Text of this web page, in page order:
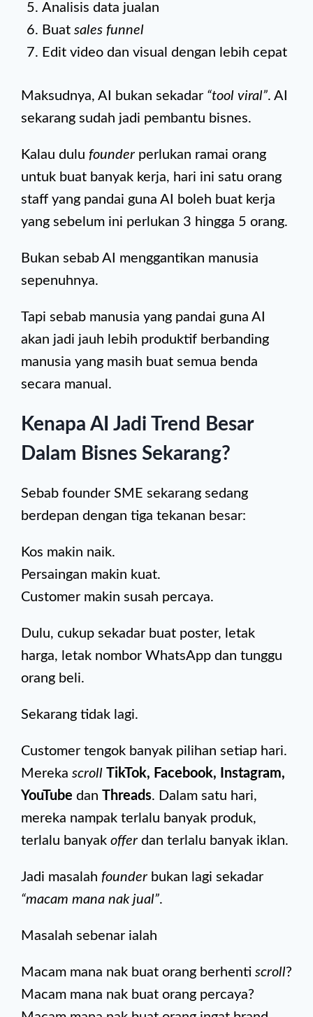
Analisis data jualan
Buat sales funnel
Edit video dan visual dengan lebih cepat
Maksudnya, AI bukan sekadar “tool viral”. AI
sekarang sudah jadi pembantu bisnes.
Kalau dulu founder perlukan ramai orang
untuk buat banyak kerja, hari ini satu orang
staff yang pandai guna AI boleh buat kerja
yang sebelum ini perlukan 3 hingga 5 orang.
Bukan sebab AI menggantikan manusia
sepenuhnya.
Tapi sebab manusia yang pandai guna AI
akan jadi jauh lebih produktif berbanding
manusia yang masih buat semua benda
secara manual.
Kenapa AI Jadi Trend Besar
Dalam Bisnes Sekarang?
Sebab founder SME sekarang sedang
berdepan dengan tiga tekanan besar:
Kos makin naik.
Persaingan makin kuat.
Customer makin susah percaya.
Dulu, cukup sekadar buat poster, letak
harga, letak nombor WhatsApp dan tunggu
orang beli.
Sekarang tidak lagi.
Customer tengok banyak pilihan setiap hari.
Mereka scroll
TikTok, Facebook, Instagram,
YouTube dan Threads. Dalam satu hari,
mereka nampak terlalu banyak produk,
terlalu banyak offer dan terlalu banyak iklan.
Jadi masalah founder bukan lagi sekadar
“macam mana nak jual”.
Masalah sebenar ialah
Macam mana nak buat orang berhenti scroll?
Macam mana nak buat orang percaya?